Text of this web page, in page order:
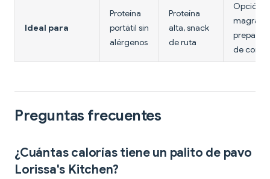
Ideal para
Proteína
portátil sin
alérgenos
Proteína
alta, snack
de ruta
Opción
magra,
de
Preguntas frecuentes
¿Cuántas calorías tiene un palito de pavo
Lorissa's Kitchen?